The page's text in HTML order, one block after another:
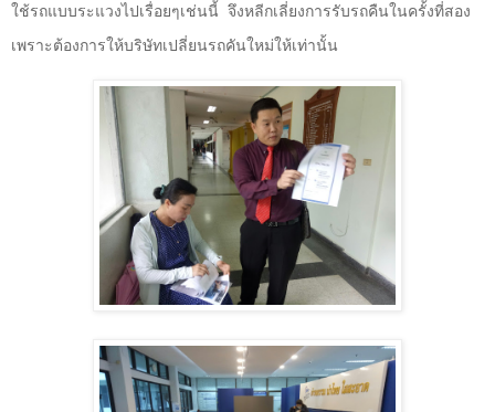
ใช้รถแบบระแวงไปเรื่อยๆเช่นนี้ จึงหลีกเลี่ยงการรับรถคืนในครั้งที่สอง
เพราะต้องการให้บริษัทเปลี่ยนรถคันใหม่ให้เท่านั้น